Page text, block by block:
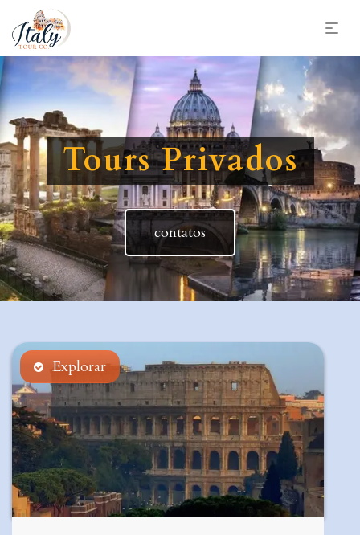
Tours Privados
contatos
Explorar